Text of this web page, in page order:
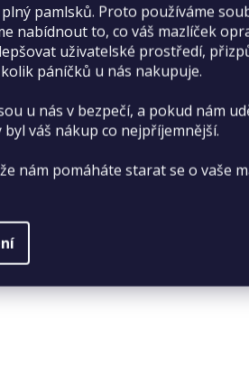
pamlsků. Proto používáme
nabídnout to, co váš mazlíček
uživatelské prostředí,
páníčků u nás nakupuje.
u nás v bezpečí, a pokud nám
byl váš nákup co nejpříjemnější.
nám pomáháte starat se o vaše
Pro některá zvířata